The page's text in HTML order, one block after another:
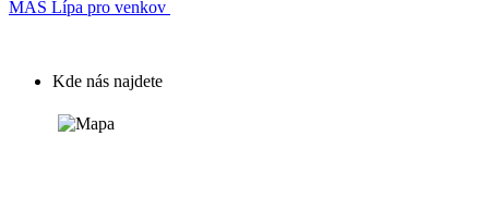
MAS Lípa pro venkov
Kde nás najdete